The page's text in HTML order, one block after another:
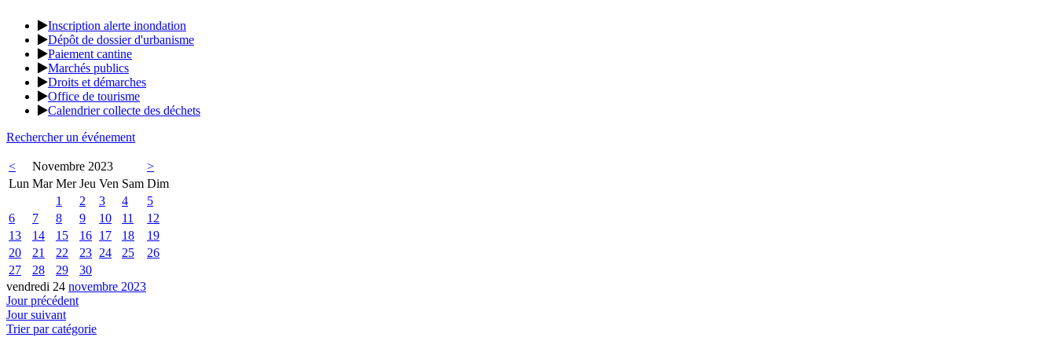
Inscription alerte inondation
Dépôt de dossier d'urbanisme
Paiement cantine
Marchés publics
Droits et démarches
Office de tourisme
Calendrier collecte des déchets
Rechercher un événement
< Novembre 2023
>
Lun Mar Mer Jeu Ven Sam Dim
1
2 3 4
5
6
7 8 9 10 11
12
13
14 15 16 17 18
19
20
21 22 23 24 25
26
27
28 29
30
vendredi 24 novembre 2023
Jour précédent
Jour suivant
Trier par catégorie